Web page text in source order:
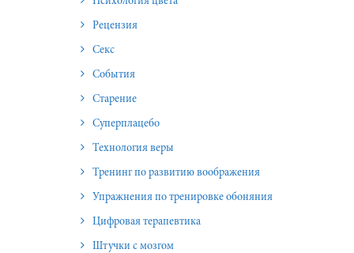
Рецензия
Секс
События
Старение
Суперплацебо
Технология веры
Тренинг по развитию воображения
Упражнения по тренировке обоняния
Цифровая терапевтика
Штучки с мозгом